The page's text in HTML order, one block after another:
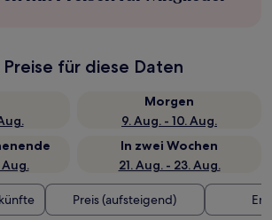
für diese Daten
Morgen
9. Aug. - 10. Aug.
Aug.
In zwei Wochen
21. Aug. - 23. Aug.
Preis (aufsteigend)